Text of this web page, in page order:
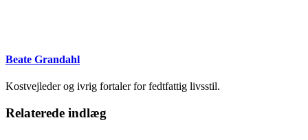
Beate Grandahl
Kostvejleder og ivrig fortaler for fedtfattig livsstil.
Relaterede indlæg